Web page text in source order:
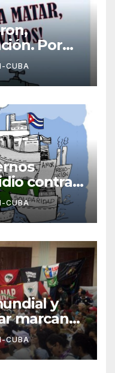
Por
Juan
CUBA
contra
López
CUBA
y
marcan
CUBA